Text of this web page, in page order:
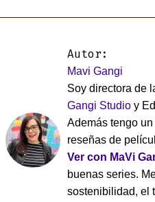
Autor:
Mavi Gangi
Soy directora de
Gangi Studio y
Además tengo
reseñas de
Ver con MaVi
buenas series.
sostenibilidad, el